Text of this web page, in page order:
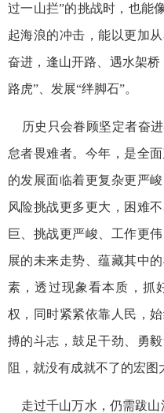
过一山拦”的挑战时，也能
起海浪的冲击，能以更加
奋进，逢山开路、遇水架
路虎”、发展“绊脚石”。
历史只会眷顾坚定者奋
怠者畏难者。今年，是全
的发展面临着更复杂更严
风险挑战更多更大，困难
巨、挑战更严峻、工作更
展的未来走势、蕴藏其中
素，透过现象看本质，抓
权，同时紧紧依靠人民，
搏的斗志，鼓足干劲、勇
阻，就没有成就不了的宏图
走过千山万水，仍需跋山